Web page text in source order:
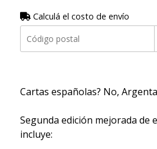
Calculá el costo de envío
Cartas españolas? No,
Segunda edición mejorada de
incluye: